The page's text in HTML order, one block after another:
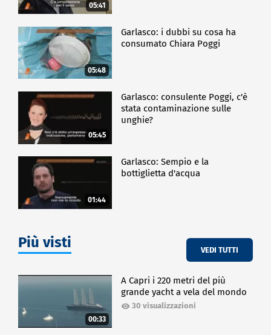
05:41
05:48
Garlasco: i dubbi su cosa ha
consumato Chiara Poggi
05:45
Garlasco: consulente Poggi, c'è
stata contaminazione sulle
unghie?
01:44
Garlasco: Sempio e la
bottiglietta d'acqua
Più visti VEDI TUTTI
00:33
A Capri i 220 metri del più
grande yacht a vela del mondo
30 visualizzazioni